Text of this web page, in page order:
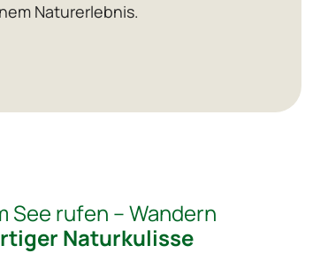
Naturerlebnis.
See rufen – Wandern
Naturkulisse